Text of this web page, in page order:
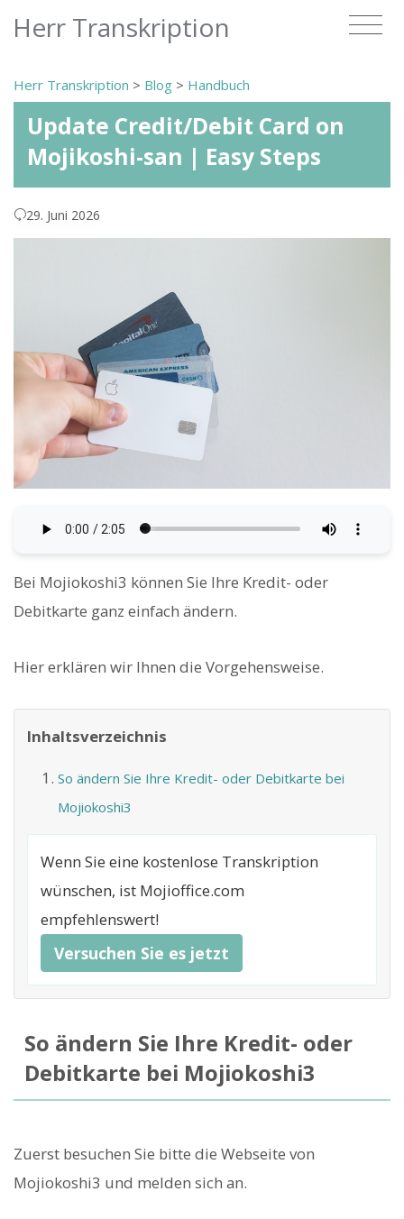
Herr Transkription
Herr Transkription > Blog > Handbuch
Update Credit/Debit Card on
Mojikoshi-san | Easy Steps
29. Juni 2026
Bei Mojiokoshi3 können Sie Ihre Kredit- oder
Debitkarte ganz einfach ändern.
Hier erklären wir Ihnen die Vorgehensweise.
Inhaltsverzeichnis
So ändern Sie Ihre Kredit- oder Debitkarte bei
Mojiokoshi3
Wenn Sie eine kostenlose Transkription
wünschen, ist Mojioffice.com
empfehlenswert!
Versuchen Sie es jetzt
So ändern Sie Ihre Kredit- oder
Debitkarte bei Mojiokoshi3
Zuerst besuchen Sie bitte die Webseite von
Mojiokoshi3 und melden sich an.